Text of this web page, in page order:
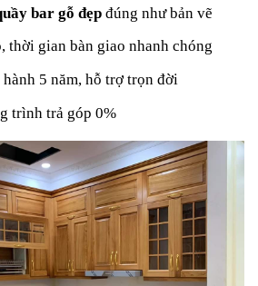
bar gỗ đẹp đúng như bản vẽ
thời gian bàn giao nhanh chóng
5 năm, hỗ trợ trọn đời
trình trả góp 0%